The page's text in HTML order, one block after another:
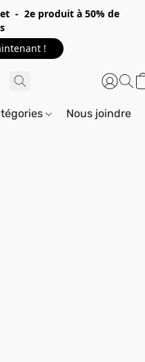
- 2e produit à 50% de
!
Nous joindre